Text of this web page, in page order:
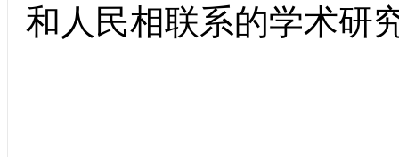
和人民相联系的学术研